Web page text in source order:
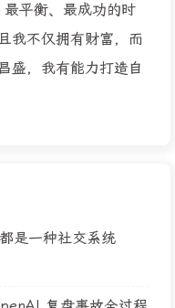
平衡、最成功的时
我不仅拥有财富，而
盛，我有能力打造自
是一种社交系统